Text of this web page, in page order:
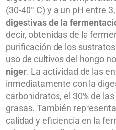
(30-40° C) y a un pH entre
digestivas de la
decir, obtenidas de la
purificación de los
uso de cultivos del hongo
niger. La actividad de las
inmediatamente con la
carbohidratos, el 30% de
grasas. También
calidad y eficiencia en la